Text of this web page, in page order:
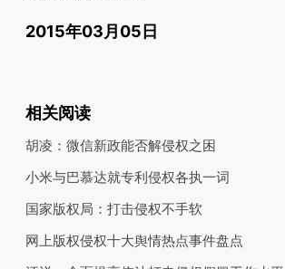
2015年03月05日
相关阅读
胡凌：微信新政能否解侵权之困
小米与巴慕达就专利侵权各执一词
国家版权局：打击侵权不手软
网上版权侵权十大舆情热点事件盘点